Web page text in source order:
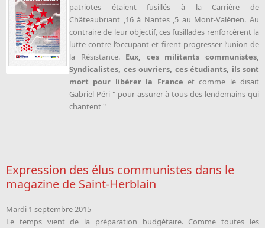
patriotes étaient fusillés à la Carrière de
Châteaubriant ,16 à Nantes ,5 au Mont-Valérien. Au
contraire de leur objectif, ces fusillades renforcèrent la
lutte contre l’occupant et firent progresser l’union de
la Résistance. Eux, ces militants communistes,
Syndicalistes, ces ouvriers, ces étudiants, ils sont
mort pour libérer la France et comme le disait
Gabriel Péri " pour assurer à tous des lendemains qui
chantent "
Expression des élus communistes dans le
magazine de Saint-Herblain
Mardi 1 septembre 2015
Le temps vient de la préparation budgétaire. Comme toutes les